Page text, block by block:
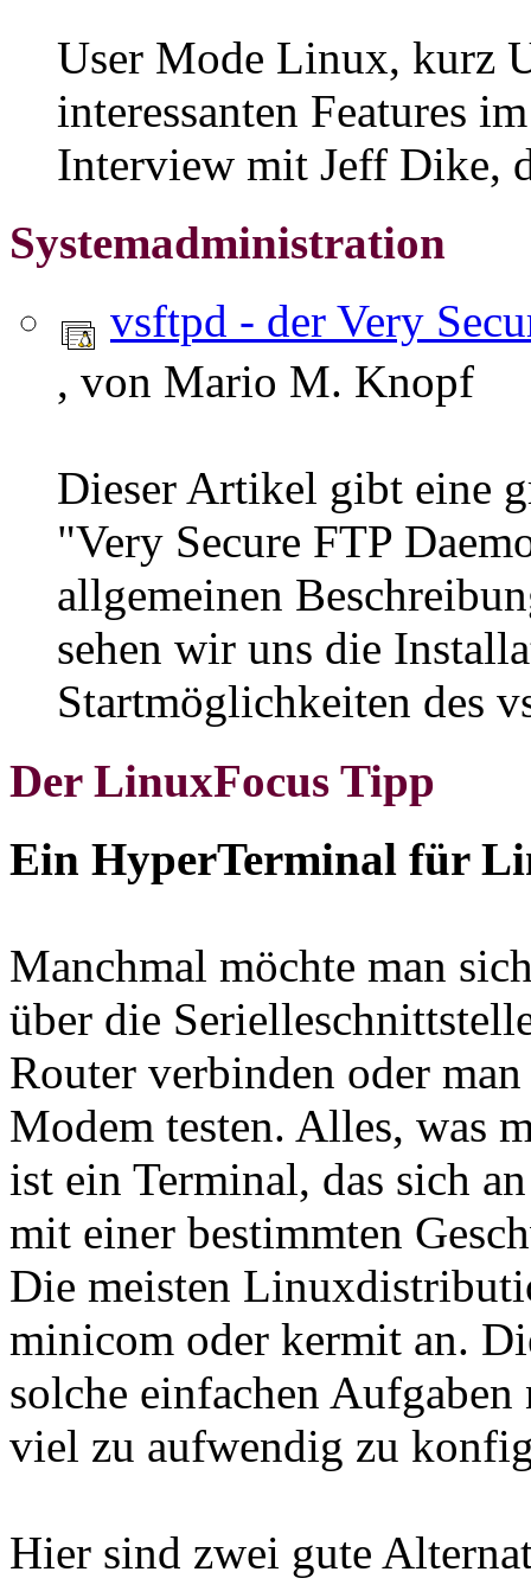
User Mode Linux, kurz
interessanten Features
Interview mit Jeff Dike,
Systemadministration
vsftpd - der Very
, von Mario M. Knopf
Dieser Artikel gibt eine
"Very Secure FTP
allgemeinen
sehen wir uns die
Startmöglichkeiten des
Der LinuxFocus Tipp
Ein HyperTerminal für
Manchmal möchte man
über die
Router verbinden oder
Modem testen. Alles, was
ist ein Terminal, das sich
mit einer bestimmten
Die meisten
minicom oder kermit an.
solche einfachen
viel zu aufwendig zu
Hier sind zwei gute